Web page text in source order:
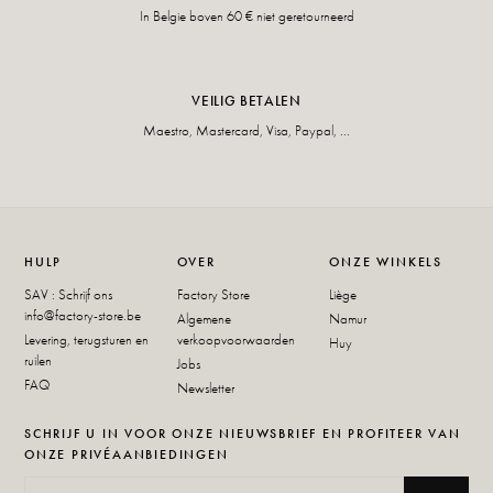
In Belgie boven 60 € niet geretourneerd
VEILIG BETALEN
Maestro, Mastercard, Visa, Paypal, ...
HULP
SAV : Schrijf ons
info@factory-store.be
Levering, terugsturen en
ruilen
FAQ
OVER
Factory Store
Algemene
verkoopvoorwaarden
Jobs
Newsletter
ONZE WINKELS
Liège
Namur
Huy
SCHRIJF U IN VOOR ONZE NIEUWSBRIEF EN PROFITEER VAN
ONZE PRIVÉAANBIEDINGEN